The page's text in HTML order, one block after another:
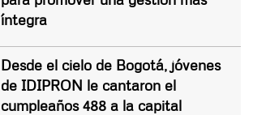
íntegra
Desde el cielo de Bogotá, jóvenes
de IDIPRON le cantaron el
cumpleaños 488 a la capital